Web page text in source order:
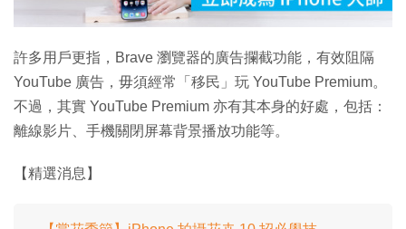
影
片
許多用戶更指，Brave 瀏覽器的廣告攔截功能，有效阻隔
YouTube 廣告，毋須經常「移民」玩 YouTube Premium。
不過，其實 YouTube Premium 亦有其本身的好處，包括：
離線影片、手機關閉屏幕背景播放功能等。
【精選消息】